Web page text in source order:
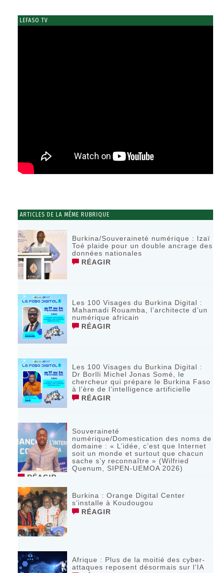
LEFASO TV
ARTICLES DE LA MÊME RUBRIQUE
Burkina/Souveraineté numérique : Izaï
Toé plaide pour un double ancrage des
données nationales
RÉAGIR
Les 100 Visages du Burkina Digital :
Mahamadi Rouamba, l’architecte d’un
numérique africain
RÉAGIR
Les 100 Visages du Burkina Digital :
Dr Borlli Michel Jonas Somé, le
chercheur qui prépare le Burkina Faso
à l’ère de l’intelligence artificielle
RÉAGIR
Souveraineté
numérique/Domestication des noms de
domaine : « L’idée, c’est que Internet
soit un monde et surtout que chacun
sache s’y reconnaître » (Wilfried
Quenum, SIPEN-UEMOA 2026)
RÉAGIR
Burkina : Orange Digital Center
s’installe à Koudougou
RÉAGIR
Afrique : Plus de la moitié des cyber-
attaques reposent désormais sur l’IA